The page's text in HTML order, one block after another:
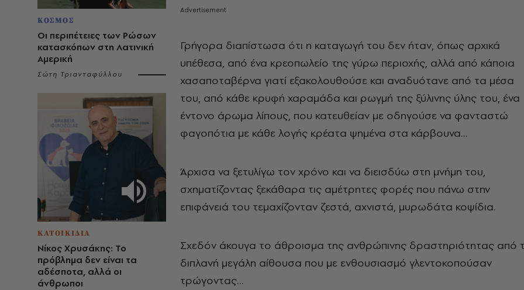
ΚΟΣΜΟΣ
Οι περιπέτειες των Ρώσων
κατασκόπων στη Λατινική
Αμερική
Σώτη Τριανταφύλλου
ΚΑΤΟΙΚΙΔΙΑ
Νίκος Χρυσάκης: Το
πρόβλημα δεν είναι τα
αδέσποτα, αλλά οι
άνθρωποι
Γρήγορα διαπίστωσα ότι η καταγωγή του δεν ήταν, όπως αρχικά
υπέθεσα, από ένα κρεοπωλείο της γύρω περιοχής, αλλά από κάποια
χασαποταβέρνα γιατί εξακολουθούσε και αναδυότανε από τα μέσα
του, από κάθε κρυφή χαραμάδα και ρωγμή της ξύλινης ύλης του, ένα
έντονο άρωμα λίπους, που κατευθείαν με οδηγούσε να φανταστώ
φαγοπότια με κάθε λογής κρέατα ψημένα στα κάρβουνα…
Άρχισα να ξετυλίγω τον χρόνο και να διεισδύω στη μνήμη του,
σχηματίζοντας ξεκάθαρα τις αμέτρητες φορές που πάνω στην
επιφάνειά του τεμαχίζονταν ζεστά, αχνιστά, μυρωδάτα κοψίδια.
Σχεδόν άκουγα το άθροισμα της ανθρώπινης δραστηριότητας από
διπλανή μεγάλη αίθουσα που με ενθουσιασμό γλεντοκοπούσαν
τρώγοντας…